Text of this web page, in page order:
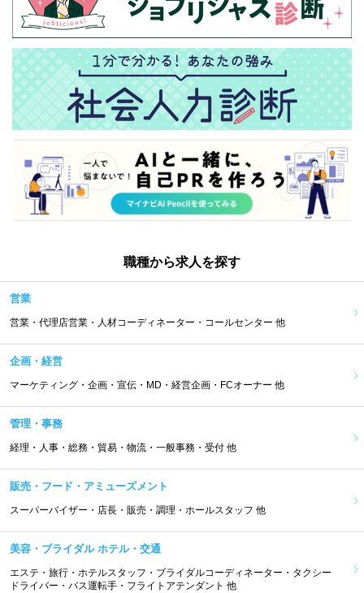
職種から求人を探す
営業
営業・代理店営業・人材コーディネーター・コールセンター 他
企画・経営
マーケティング・企画・宣伝・MD・経営企画・FCオーナー 他
管理・事務
経理・人事・総務・貿易・物流・一般事務・受付 他
販売・フード・アミューズメント
スーパーバイザー・店長・販売・調理・ホールスタッフ 他
美容・ブライダル ホテル・交通
エステ・旅行・ホテルスタッフ・ブライダルコーディネーター・タクシー
ドライバー・バス運転手・フライトアテンダント 他